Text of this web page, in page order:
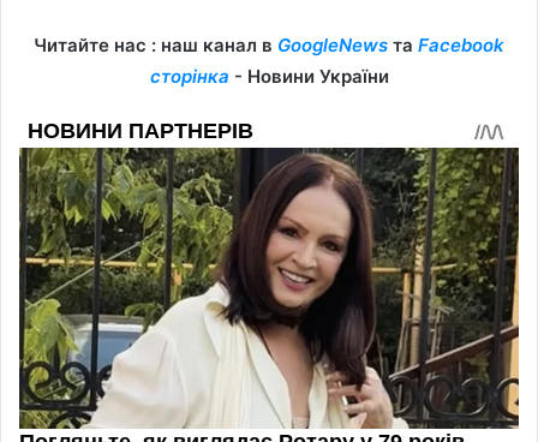
Читайте нас : наш канал в GoogleNews та Facebook
сторінка - Новини України